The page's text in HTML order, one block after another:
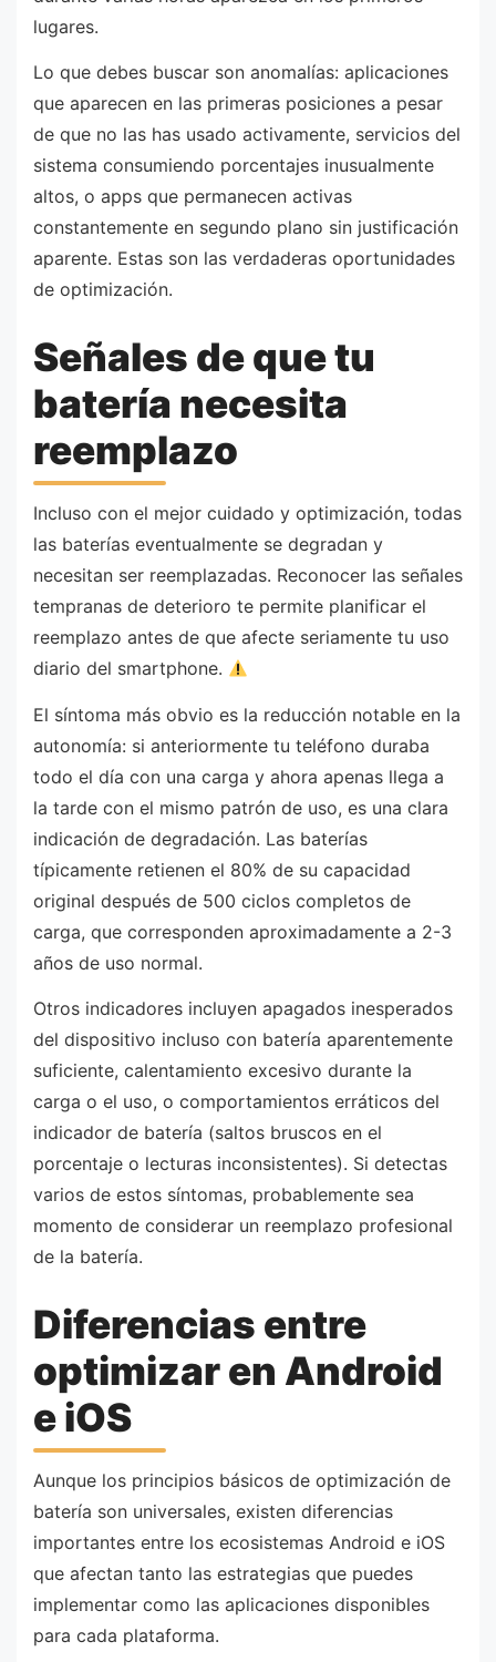
lugares.
Lo que debes buscar son anomalías: aplicaciones
que aparecen en las primeras posiciones a pesar
de que no las has usado activamente, servicios del
sistema consumiendo porcentajes inusualmente
altos, o apps que permanecen activas
constantemente en segundo plano sin justificación
aparente. Estas son las verdaderas oportunidades
de optimización.
Señales de que tu
batería necesita
reemplazo
Incluso con el mejor cuidado y optimización, todas
las baterías eventualmente se degradan y
necesitan ser reemplazadas. Reconocer las señales
tempranas de deterioro te permite planificar el
reemplazo antes de que afecte seriamente tu uso
diario del smartphone.
El síntoma más obvio es la reducción notable en la
autonomía: si anteriormente tu teléfono duraba
todo el día con una carga y ahora apenas llega a
la tarde con el mismo patrón de uso, es una clara
indicación de degradación. Las baterías
típicamente retienen el 80% de su capacidad
original después de 500 ciclos completos de
carga, que corresponden aproximadamente a 2-3
años de uso normal.
Otros indicadores incluyen apagados inesperados
del dispositivo incluso con batería aparentemente
suficiente, calentamiento excesivo durante la
carga o el uso, o comportamientos erráticos del
indicador de batería (saltos bruscos en el
porcentaje o lecturas inconsistentes). Si detectas
varios de estos síntomas, probablemente sea
momento de considerar un reemplazo profesional
de la batería.
Diferencias entre
optimizar en Android
e iOS
Aunque los principios básicos de optimización de
batería son universales, existen diferencias
importantes entre los ecosistemas Android e iOS
que afectan tanto las estrategias que puedes
implementar como las aplicaciones disponibles
para cada plataforma.